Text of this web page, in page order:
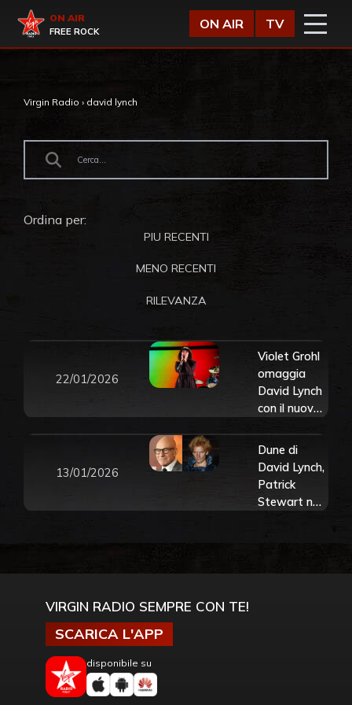
Virgin Radio
ON AIR
FREE ROCK
ON AIR TV
Virgin Radio › david lynch
Ordina per:
PIU RECENTI
MENO RECENTI
RILEVANZA
22/01/2026
Violet Grohl
omaggia
David Lynch
con il nuovo
“What’s
Heaven
Without
You”
13/01/2026
Dune di
David Lynch,
Patrick
Stewart non
chiesi se
VIRGIN RADIO SEMPRE CON TE!
SCARICA L'APP
disponibile su